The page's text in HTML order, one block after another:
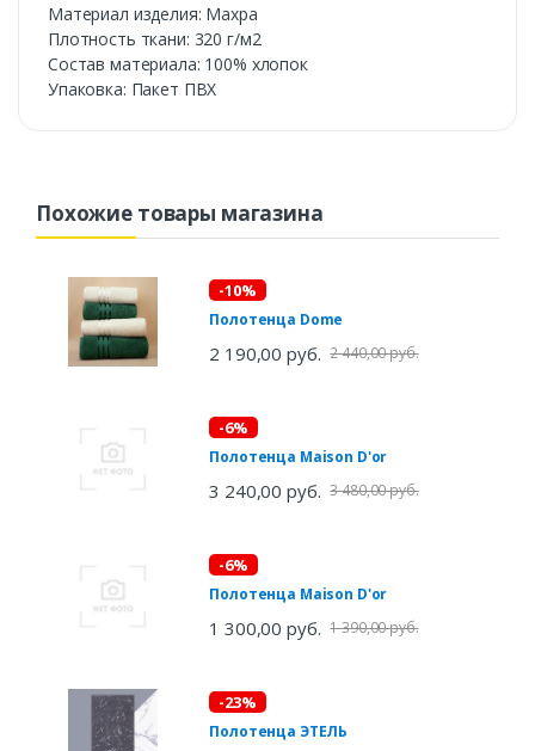
Материал изделия: Махра
Плотность ткани: 320 г/м2
Состав материала: 100% хлопок
Упаковка: Пакет ПВХ
Похожие товары магазина
-10%
Полотенца Dome
2 190,00 руб. 2 440,00 руб.
-6%
Полотенца Maison D'or
3 240,00 руб. 3 480,00 руб.
-6%
Полотенца Maison D'or
1 300,00 руб. 1 390,00 руб.
-23%
Полотенца ЭТЕЛЬ